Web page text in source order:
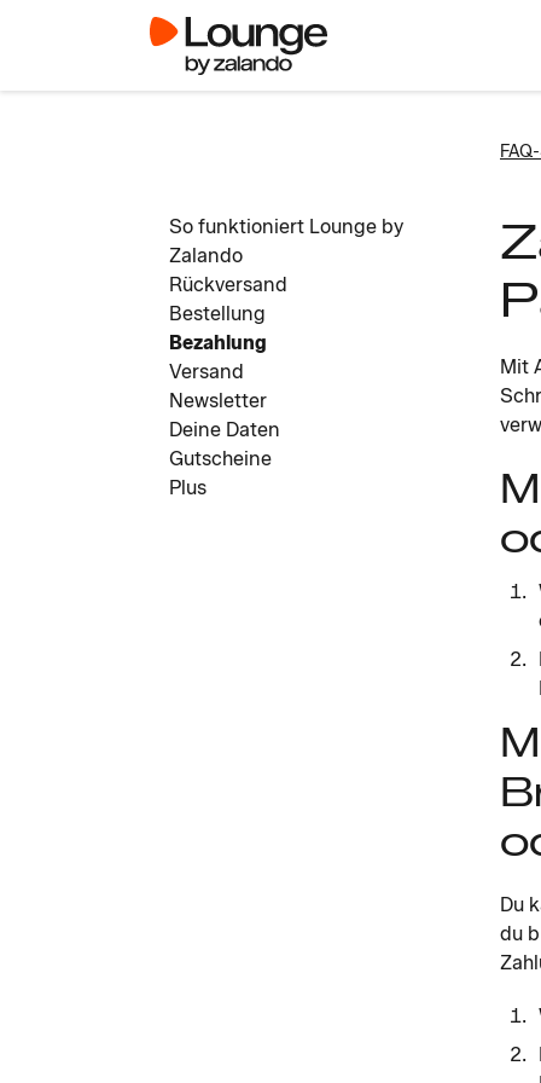
So funktioniert Lounge by
Zalando
Rückversand
Bestellung
Bezahlung
Versand
Newsletter
Deine Daten
Gutscheine
Plus
Mit
Du
du